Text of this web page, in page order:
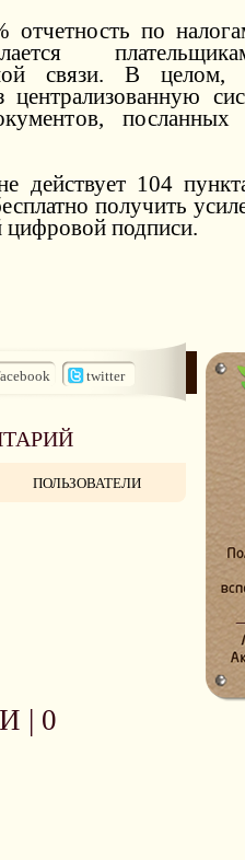
отчетность по
связи. В
централизованную
посланных
действует 104
получить
цифровой подписи.
twitter
ПОЛЬЗОВАТЕЛИ
| 0